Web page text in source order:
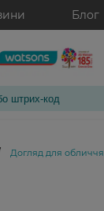
Блог
Догляд для обличчя